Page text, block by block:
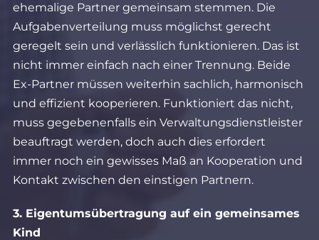
ehemalige Partner gemeinsam stemmen. Die
Aufgabenverteilung muss möglichst gerecht
geregelt sein und verlässlich funktionieren. Das ist
nicht immer einfach nach einer Trennung. Beide
Ex-Partner müssen weiterhin sachlich, harmonisch
und effizient kooperieren. Funktioniert das nicht,
muss gegebenenfalls ein Verwaltungsdienstleister
beauftragt werden, doch auch dies erfordert
immer noch ein gewisses Maß an Kooperation und
Kontakt zwischen den einstigen Partnern.
3. Eigentumsübertragung auf ein gemeinsames
Kind